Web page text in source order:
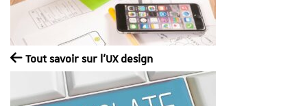
Tout savoir sur l’UX design